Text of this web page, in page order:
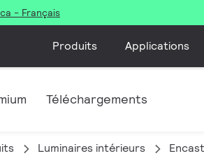
- Français
Produits Applications
Téléchargements
Luminaires intérieurs